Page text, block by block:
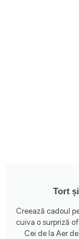
Tort
Creează cadoul
cuiva o surpriză
Cei de la Aer